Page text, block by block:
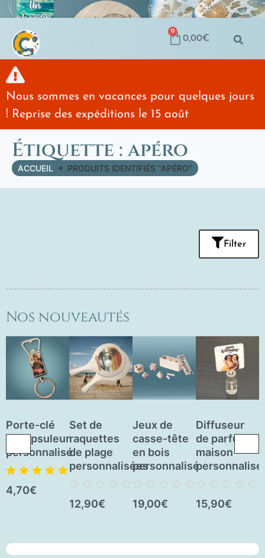
0,00€
0
Nous sommes en vacances pour quelques jours
! Reprise des expéditions le 15 août
Étiquette : apéro
ACCUEIL PRODUITS IDENTIFIÉS “APÉRO”
Filter
Nos nouveautés
Porte-clé
décapsuleur
personnalisé
Note 5.00
5
4,70€
Set de
raquettes
de plage
personnalisées
Note
0
12,90€
Jeux de
casse-tête
en bois
personnalisé
Note
0
19,00€
Diffuseur
de parfum
maison
personnalisé
Note
0
15,90€